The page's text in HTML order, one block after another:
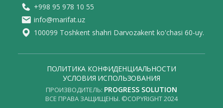
+998 95 978 10 55
info@marifat.uz
100099 Toshkent shahri Darvozakent ko'chasi 60-uy.
ВСЕ ПРАВА ЗАЩИЩЕНЫ. ©COPYRIGHT 2024
ПРОИЗВОДИТЕЛЬ: PROGRESS SOLUTION
ПОЛИТИКА КОНФИДЕНЦИАЛЬНОСТИ
УСЛОВИЯ ИСПОЛЬЗОВАНИЯ